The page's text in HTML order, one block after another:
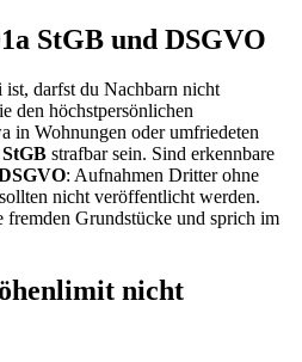
StGB und DSGVO
darfst du Nachbarn nicht
den höchstpersönlichen
in Wohnungen oder umfriedeten
StGB strafbar sein. Sind erkennbare
: Aufnahmen Dritter ohne
nicht veröffentlicht werden.
Grundstücke und sprich im
nicht